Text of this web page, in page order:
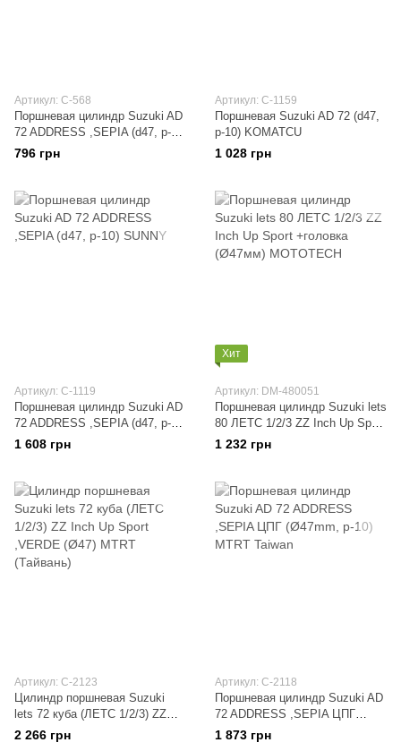
Артикул: C-568
Поршневая цилиндр Suzuki AD
72 ADDRESS ,SEPIA (d47, p-
10) STAGE-9
796 грн
Артикул: C-1159
Поршневая Suzuki AD 72 (d47,
p-10) KOMATCU
1 028 грн
Артикул: C-1119
Поршневая цилиндр Suzuki AD
72 ADDRESS ,SEPIA (d47, p-
10) SUNNY
1 608 грн
Хит
Артикул: DM-480051
Поршневая цилиндр Suzuki lets
80 ЛЕТС 1/2/3 ZZ Inch Up Sport
+головка (Ø47мм) MOTOTECH
1 232 грн
Артикул: C-2123
Цилиндр поршневая Suzuki
lets 72 куба (ЛЕТС 1/2/3) ZZ
Inch Up Sport ,VERDE (Ø47)
MTRT (Тайвань)
2 266 грн
Артикул: C-2118
Поршневая цилиндр Suzuki AD
72 ADDRESS ,SEPIA ЦПГ
(Ø47mm, p-10) MTRT Taiwan
1 873 грн